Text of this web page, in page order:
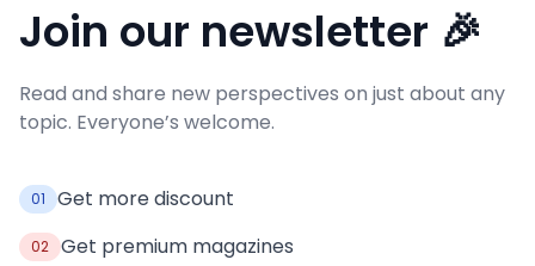
Join our newsletter 🎉
Read and share new perspectives on just about any
topic. Everyone’s welcome.
01 Get more discount
02 Get premium magazines